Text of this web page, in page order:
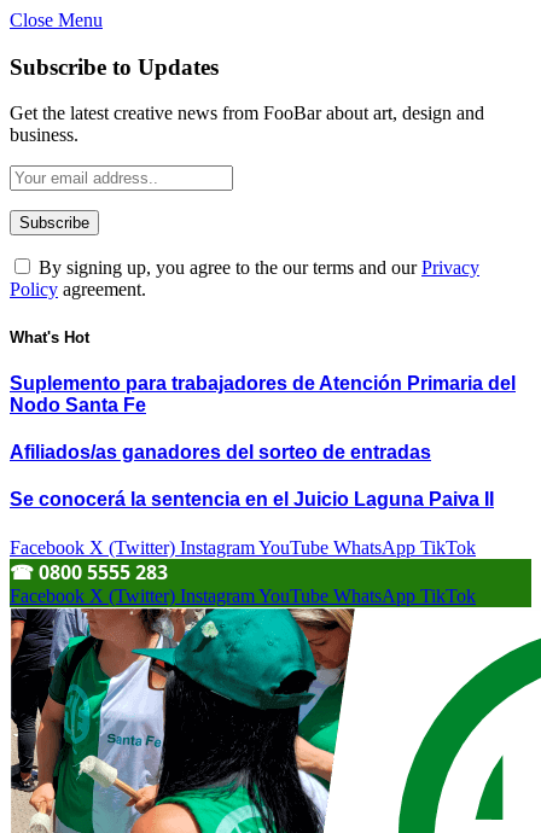
Close Menu
Subscribe to Updates
Get the latest creative news from FooBar about art, design and
business.
By signing up, you agree to the our terms and ourPrivacy
Policy agreement.
What's Hot
Suplemento para trabajadores de Atención Primaria del
Nodo Santa Fe
Afiliados/as ganadores del sorteo de entradas
Se conocerá la sentencia en el Juicio Laguna Paiva II
Facebook X (Twitter) InstagramYouTube WhatsApp TikTok
☎︎ 0800 5555 283
Facebook X (Twitter) InstagramYouTube WhatsApp TikTok